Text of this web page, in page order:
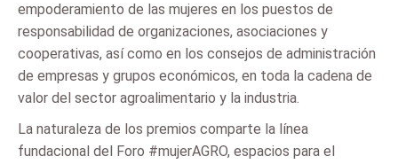
empoderamiento de las mujeres en los puestos de
responsabilidad de organizaciones, asociaciones y
cooperativas, así como en los consejos de administración
de empresas y grupos económicos, en toda la cadena de
valor del sector agroalimentario y la industria.
La naturaleza de los premios comparte la línea
fundacional del Foro #mujerAGRO, espacios para el